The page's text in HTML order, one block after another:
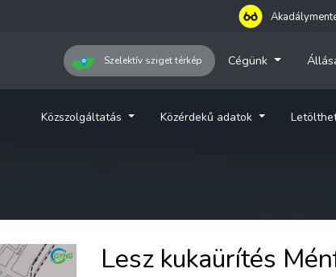
Szelektív sziget térkép Cégünk
Közszolgáltatás Közérdekű adatok
Lesz kukaürítés